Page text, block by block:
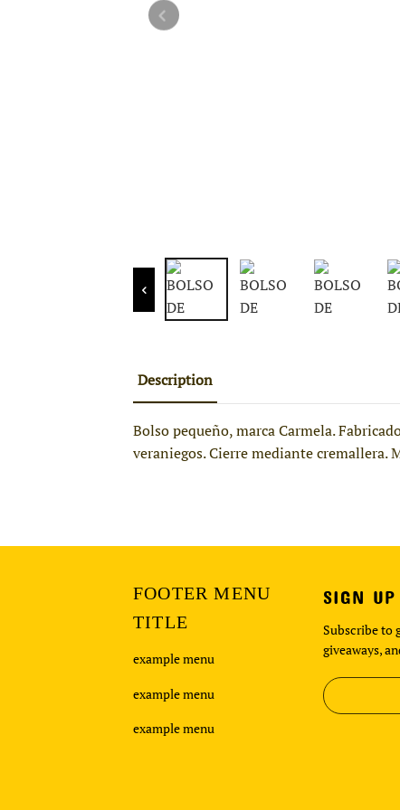
Description
Bolso pequeño, marca Carmela.
veraniegos. Cierre mediante cremallera.
FOOTER MENU
TITLE
example menu
example menu
example menu
SIGN UP
Subscribe to
giveaways,